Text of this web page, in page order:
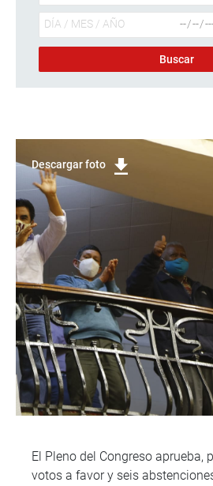
Descargar foto
El Pleno del Congreso aprueba,
votos a favor y seis